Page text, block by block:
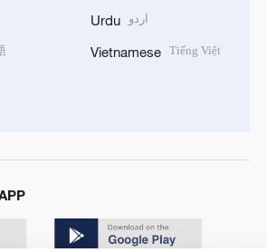
Urdu اردو
Vietnamese Tiếng Việt